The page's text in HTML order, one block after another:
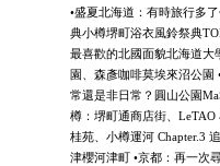
•盛夏北海道：有時旅行多
典小樽堺町浴衣風鈴祭典
最喜歡的北國面貌北海道大
園、森彥咖啡莫埃來沼公園
常還是非日常？圓山公園
樽：堺町通商店街、
桂苑、小樽運河 Chapter.3
津櫻河津町 •京都：再一次